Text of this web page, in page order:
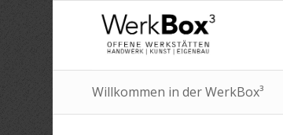
Willkommen in der WerkBox³